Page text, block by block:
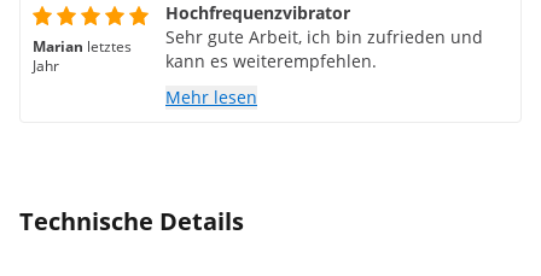
Marian letztes
Jahr
Hochfrequenzvibrator
Sehr gute Arbeit, ich bin zufrieden und
kann es weiterempfehlen.
Mehr lesen
Technische Details